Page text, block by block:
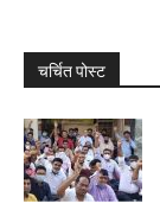
चर्चित पोस्ट